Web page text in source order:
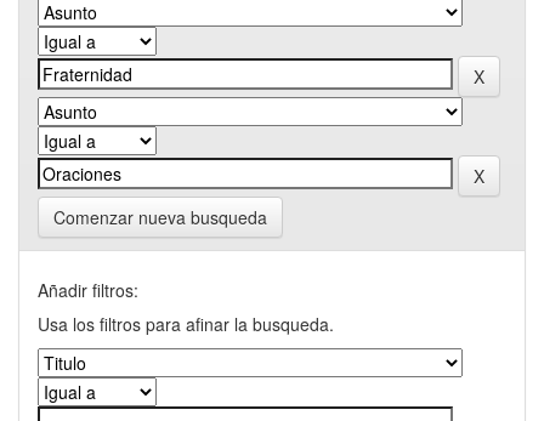
Comenzar nueva busqueda
Añadir filtros:
Usa los filtros para afinar la busqueda.